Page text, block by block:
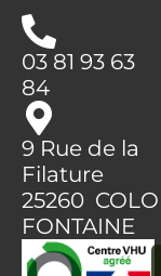
03 81 93 63
84
9 Rue de la
Filature
25260
FONTAINE